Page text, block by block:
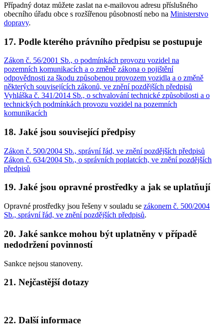
Případný dotaz můžete zaslat na e-mailovou adresu příslušného
obecního úřadu obce s rozšířenou působností nebo na Ministerstvo
dopravy.
17. Podle kterého právního předpisu se postupuje
Zákon č. 56/2001 Sb., o podmínkách provozu vozidel na
pozemních komunikacích a o změně zákona o pojištění
odpovědnosti za škodu způsobenou provozem vozidla a o změně
některých souvisejících zákonů, ve znění pozdějších předpisů
Vyhláška č. 341/2014 Sb., o schvalování technické způsobilosti a o
technických podmínkách provozu vozidel na pozemních
komunikacích
18. Jaké jsou související předpisy
Zákon č. 500/2004 Sb., správní řád, ve znění pozdějších předpisů
Zákon č. 634/2004 Sb., o správních poplatcích, ve znění pozdějších
předpisů
19. Jaké jsou opravné prostředky a jak se uplatňují
Opravné prostředky jsou řešeny v souladu se zákonem č. 500/2004
Sb., správní řád, ve znění pozdějších předpisů.
20. Jaké sankce mohou být uplatněny v případě
nedodržení povinností
Sankce nejsou stanoveny.
21. Nejčastější dotazy
22. Další informace